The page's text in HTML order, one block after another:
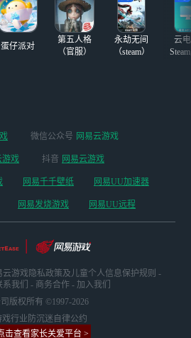
蛋仔派对
第五人格
（官服）
永劫无间
（steam）
云
微信公众号 网易云游戏
游戏 抖音 网易云游戏
网易千千壁纸 网易UU加速器
网易发烧游戏 网易UU远程
云游戏隐私政策及儿童个人信息保护规则 -
系我们 - 商务合作 - 加入我们
版权所有 ©1997-2026
戏行业防沉迷自律公约
击查看家长关爱平台 >